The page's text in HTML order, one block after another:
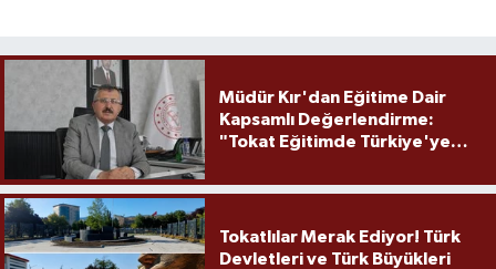
Müdür Kır'dan Eğitime Dair
Kapsamlı Değerlendirme:
"Tokat Eğitimde Türkiye'ye
Tokatlılar Merak Ediyor! Türk
Devletleri ve Türk Büyükleri